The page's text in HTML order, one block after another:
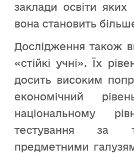
заклади освіти
вона становить
Дослідження також
«стійкі учні». Їх
досить високим
економічний
національному
тестування за
предметними